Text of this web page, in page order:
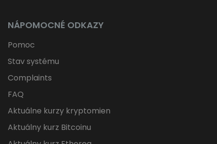
NÁPOMOCNÉ ODKAZY
Pomoc
Stav systému
Complaints
FAQ
Aktuálne kurzy kryptomien
Aktuálny kurz Bitcoinu